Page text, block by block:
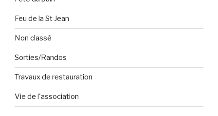
Feu de la St Jean
Non classé
Sorties/Randos
Travaux de restauration
Vie de l'association